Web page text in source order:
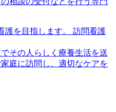
護を 目指します。
訪問看護
その人らしく療養生活を送
庭に訪問し、適切なケアを